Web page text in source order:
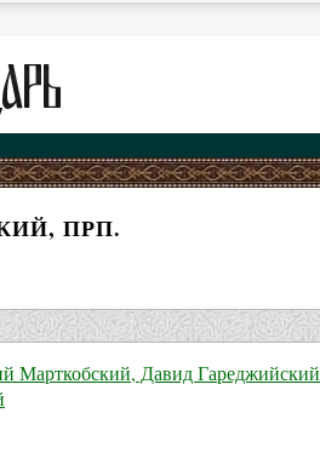
ПРП.
Марткобский, Давид